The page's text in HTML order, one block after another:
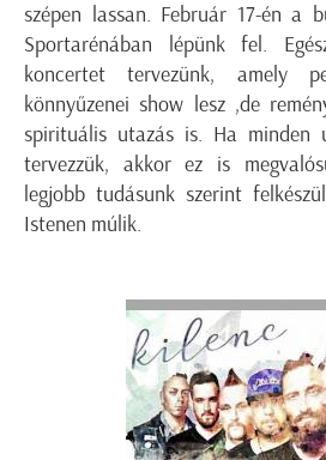
szépen lassan. Február 17-én a
Sportarénában lépünk fel.
koncertet tervezünk, amely
könnyűzenei show lesz ,de
spirituális utazás is. Ha minden
tervezzük, akkor ez is
legjobb tudásunk szerint
Istenen múlik.